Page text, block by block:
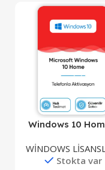
Windows 10
WİNDOWS
Stokta var